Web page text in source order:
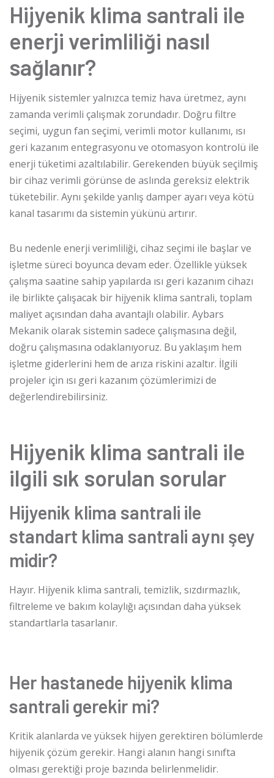
Hijyenik klima santrali ile
enerji verimliliği nasıl
sağlanır?
Hijyenik sistemler yalnızca temiz hava üretmez, aynı
zamanda verimli çalışmak zorundadır. Doğru filtre
seçimi, uygun fan seçimi, verimli motor kullanımı, ısı
geri kazanım entegrasyonu ve otomasyon kontrolü ile
enerji tüketimi azaltılabilir. Gerekenden büyük seçilmiş
bir cihaz verimli görünse de aslında gereksiz elektrik
tüketebilir. Aynı şekilde yanlış damper ayarı veya kötü
kanal tasarımı da sistemin yükünü artırır.
Bu nedenle enerji verimliliği, cihaz seçimi ile başlar ve
işletme süreci boyunca devam eder. Özellikle yüksek
çalışma saatine sahip yapılarda ısı geri kazanım cihazı
ile birlikte çalışacak bir hijyenik klima santrali, toplam
maliyet açısından daha avantajlı olabilir. Aybars
Mekanik olarak sistemin sadece çalışmasına değil,
doğru çalışmasına odaklanıyoruz. Bu yaklaşım hem
işletme giderlerini hem de arıza riskini azaltır. İlgili
projeler için ısı geri kazanım çözümlerimizi de
değerlendirebilirsiniz.
Hijyenik klima santrali ile
ilgili sık sorulan sorular
Hijyenik klima santrali ile
standart klima santrali aynı şey
midir?
Hayır. Hijyenik klima santrali, temizlik, sızdırmazlık,
filtreleme ve bakım kolaylığı açısından daha yüksek
standartlarla tasarlanır.
Her hastanede hijyenik klima
santrali gerekir mi?
Kritik alanlarda ve yüksek hijyen gerektiren bölümlerde
hijyenik çözüm gerekir. Hangi alanın hangi sınıfta
olması gerektiği proje bazında belirlenmelidir.